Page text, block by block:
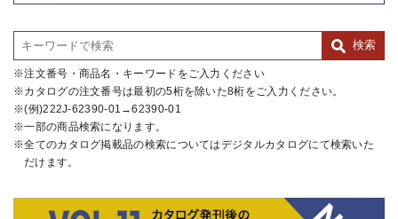
注文番号・商品名・キーワードをご入力ください
カタログの注文番号は最初の5桁を除いた8桁をご入力ください。
(例)222J-62390-01→62390-01
一部の商品検索になります。
全てのカタログ掲載品の検索についてはデジタルカタログにて検索いた
だけます。